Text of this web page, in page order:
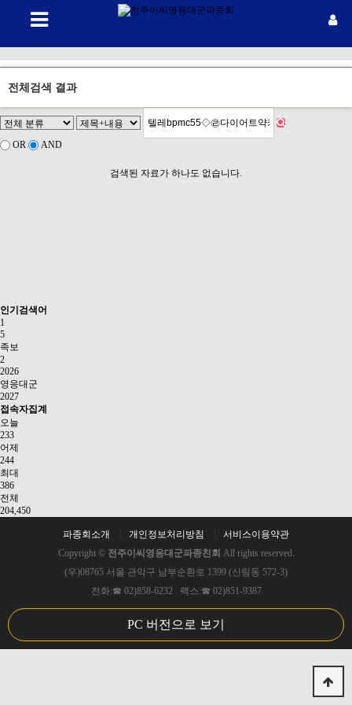
전체검색 결과
OR AND
검색된 자료가 하나도 없습니다.
인기검색어
1
5
족보
2
2026
영응대군
2027
접속자집계
오늘
233
어제
244
최대
386
전체
204,450
파종회소개 개인정보처리방침
서비스이용약관
Copyright © 전주이씨영응대군파종친회 All rights reserved.
(우)08765 서울 관악구 남부순환로 1399 (신림동 572-3)
전화:☎ 02)858-6232 팩스:☎ 02)851-9387
PC 버전으로 보기